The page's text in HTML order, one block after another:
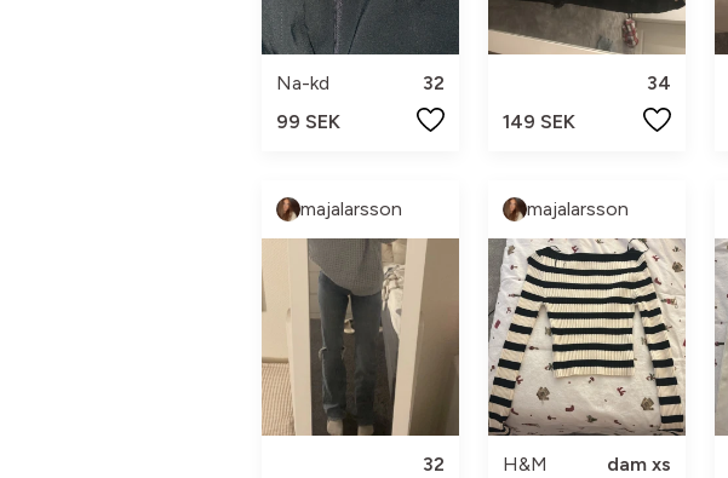
Na-kd
32
99 SEK
34
149 SEK
majalarsson
32
majalarsson
H&M
dam xs